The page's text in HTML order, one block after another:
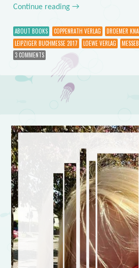
Continue reading →
ABOUT BOOKS COPPENRATH VERLAG DROEMER
LEIPZIGER BUCHMESSE 2017
LOEWE VERLAG
3 COMMENTS
Post navigation